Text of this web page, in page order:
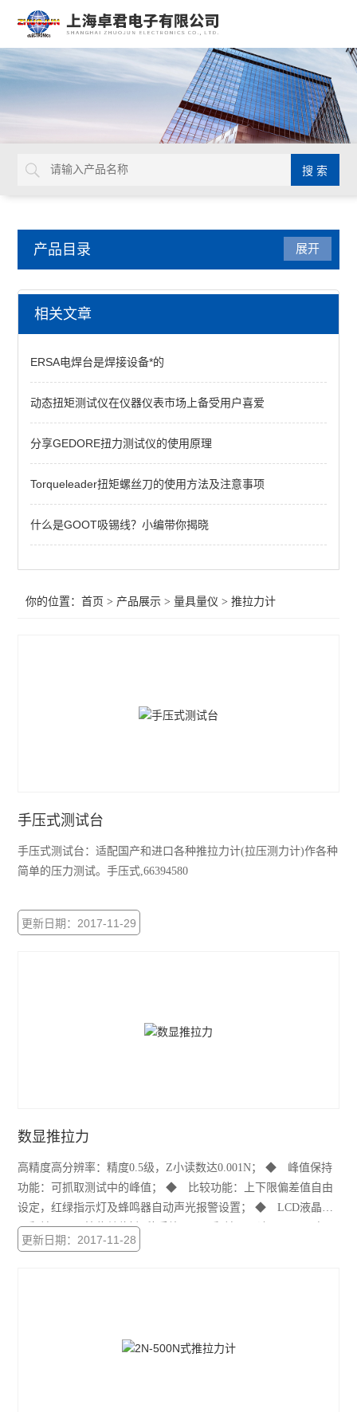
产品目录
量具量仪
马尔数显卡尺
带表高度尺
卡尺/千分尺
水平尺
角度尺
螺纹环规
展开
相关文章
ERSA电焊台是焊接设备*的
动态扭矩测试仪在仪器仪表市场上备受用户喜爱
分享GEDORE扭力测试仪的使用原理
Torqueleader扭矩螺丝刀的使用方法及注意事项
什么是GOOT吸锡线？小编带你揭晓
你的位置：首页 > 产品展示 >量具量仪 >推拉力计
手压式测试台
手压式测试台：适配国产和进口各种推拉力计(拉压测力计)作各种
简单的压力测试。手压式,66394580
更新日期：2017-11-29
数显推拉力
高精度高分辨率：精度0.5级，Z小读数达0.001N； ◆ 峰值保持
功能：可抓取测试中的峰值； ◆ 比较功能：上下限偏差值自由
设定，红绿指示灯及蜂鸣器自动声光报警设置； ◆ LCD液晶屏
可翻转显示：按住单位键3秒后放开，可翻转LCD液晶屏显示方
向； ◆ RS-232C串口输出，可连接至微型打印机或将数据传送
更新日期：2017-11-28